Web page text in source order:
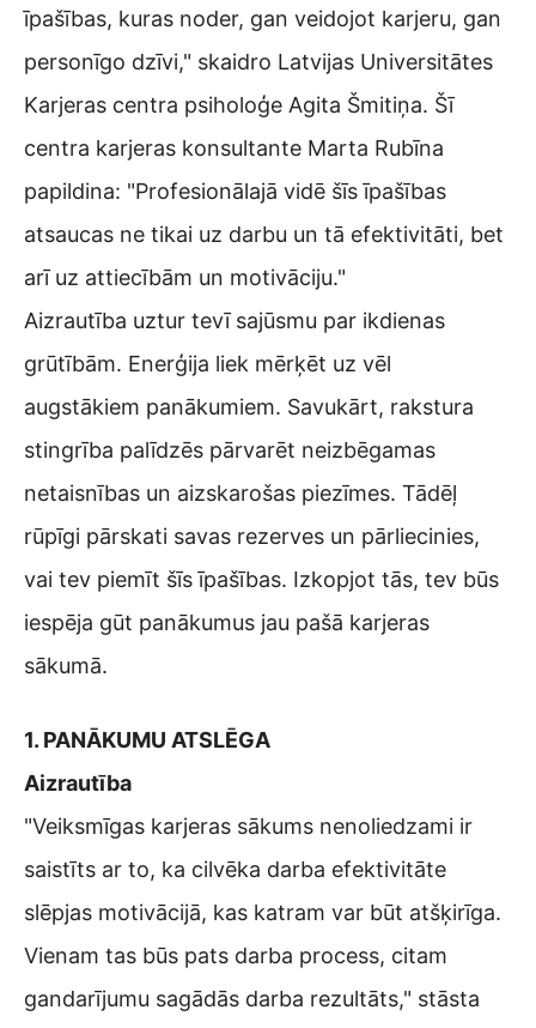
īpašības, kuras noder, gan veidojot karjeru, gan
personīgo dzīvi," skaidro Latvijas Universitātes
Karjeras centra psiholoģe Agita Šmitiņa. Šī
centra karjeras konsultante Marta Rubīna
papildina: "Profesionālajā vidē šīs īpašības
atsaucas ne tikai uz darbu un tā efektivitāti, bet
arī uz attiecībām un motivāciju."
Aizrautība uztur tevī sajūsmu par ikdienas
grūtībām. Enerģija liek mērķēt uz vēl
augstākiem panākumiem. Savukārt, rakstura
stingrība palīdzēs pārvarēt neizbēgamas
netaisnības un aizskarošas piezīmes. Tādēļ
rūpīgi pārskati savas rezerves un pārliecinies,
vai tev piemīt šīs īpašības. Izkopjot tās, tev būs
iespēja gūt panākumus jau pašā karjeras
sākumā.
1. PANĀKUMU ATSLĒGA
Aizrautība
"Veiksmīgas karjeras sākums nenoliedzami ir
saistīts ar to, ka cilvēka darba efektivitāte
slēpjas motivācijā, kas katram var būt atšķirīga.
Vienam tas būs pats darba process, citam
gandarījumu sagādās darba rezultāts," stāsta